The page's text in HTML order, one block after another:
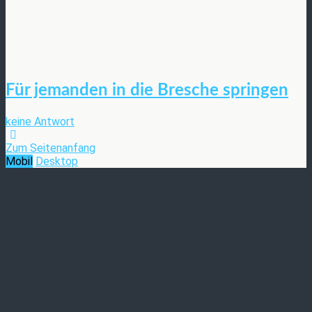
Für jemanden in die Bresche springen
keine Antwort
Zum Seitenanfang
Mobil Desktop